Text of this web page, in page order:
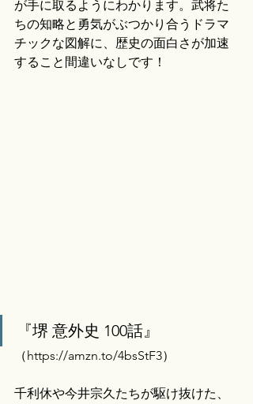
が手に取るようにわかります。武将た
ちの知略と勇気がぶつかり合うドラマ
チックな図解に、歴史の面白さが加速
すること間違いなしです！
『堺 意外史 100話』
（ https://amzn.to/4bsStF3）
千利休や今井宗久たちが駆け抜けた、